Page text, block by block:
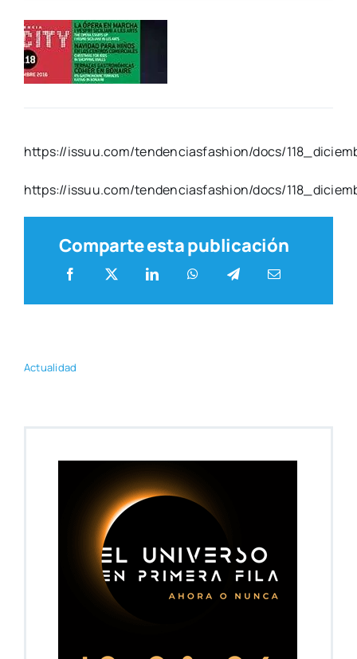
https://issuu.com/tendenciasfashion/docs/
https://issuu.com/tendenciasfashion/docs/
Comparte esta publicación
Actua­li­dad